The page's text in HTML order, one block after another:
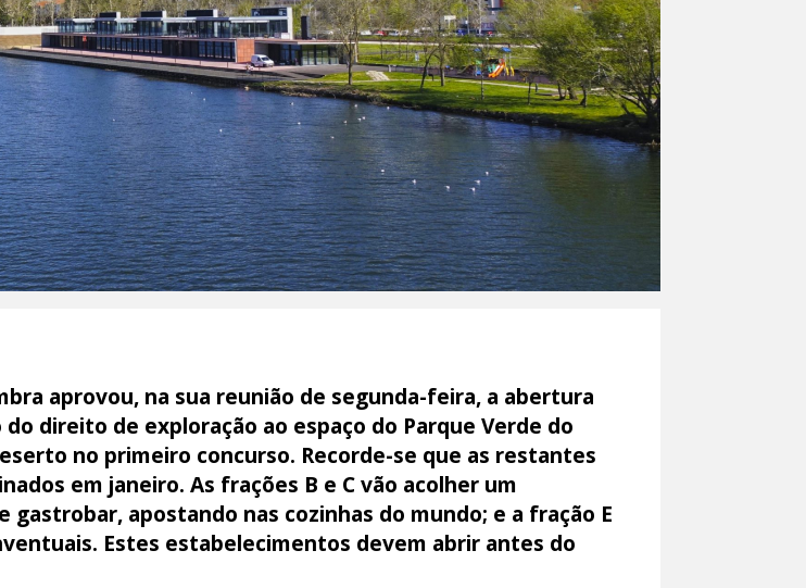
aprovou, na sua reunião de segunda-feira, a abertura
direito de exploração ao espaço do Parque Verde do
no primeiro concurso. Recorde-se que as restantes
em janeiro. As frações B e C vão acolher um
apostando nas cozinhas do mundo; e a fração E
Estes estabelecimentos devem abrir antes do